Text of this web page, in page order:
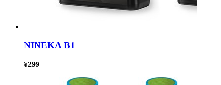
NINEKA B1
¥299